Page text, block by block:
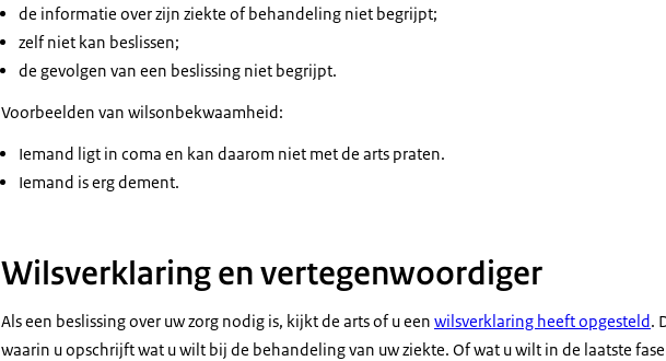
de informatie over zijn ziekte of behandeling niet begrijpt;
zelf niet kan beslissen;
de gevolgen van een beslissing niet begrijpt.
Voorbeelden van wilsonbekwaamheid:
Iemand ligt in coma en kan daarom niet met de arts praten.
Iemand is erg dement.
Wilsverklaring en vertegenwoordiger
Als een beslissing over uw zorg nodig is, kijkt de arts of u een wilsverklaring heeft opgesteld.
waarin u opschrijft wat u wilt bij de behandeling van uw ziekte. Of wat u wilt in de laatste